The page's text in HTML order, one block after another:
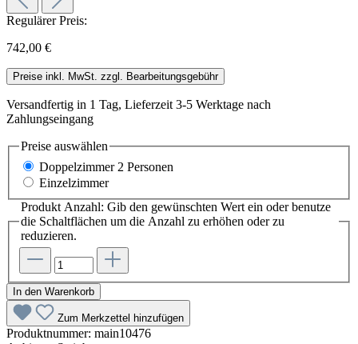
Regulärer Preis:
742,00 €
Preise inkl. MwSt. zzgl. Bearbeitungsgebühr
Versandfertig in 1 Tag, Lieferzeit 3-5 Werktage nach
Zahlungseingang
Preise auswählen
Doppelzimmer 2 Personen
Einzelzimmer
Produkt Anzahl: Gib den gewünschten Wert ein oder benutze
die Schaltflächen um die Anzahl zu erhöhen oder zu
reduzieren.
In den Warenkorb
Zum Merkzettel hinzufügen
Produktnummer: main10476